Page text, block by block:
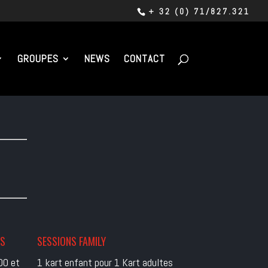
+ 32 (0) 71/827.321
GROUPES NEWS CONTACT
et
SESSIONS FAMILY
1 kart enfant pour 1 Kart adultes